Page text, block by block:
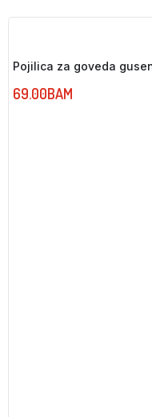
Pojilica za goveda
69.00BAM